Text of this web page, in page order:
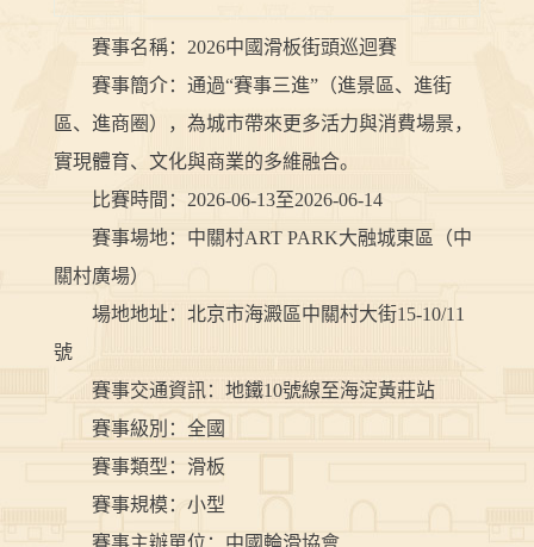
賽事名稱：2026中國滑板街頭巡迴賽
賽事簡介：通過“賽事三進”（進景區、進街
區、進商圈），為城市帶來更多活力與消費場景，
實現體育、文化與商業的多維融合。
比賽時間：2026-06-13至2026-06-14
賽事場地：中關村ART PARK大融城東區（中
關村廣場）
場地地址：北京市海澱區中關村大街15-10/11
號
賽事交通資訊：地鐵10號線至海淀黃莊站
賽事級別：全國
賽事類型：滑板
賽事規模：小型